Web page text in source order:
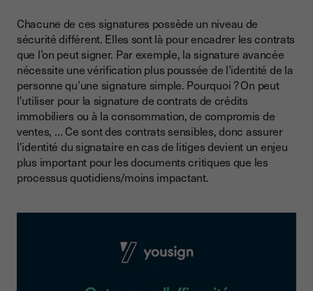
Chacune de ces signatures possède un niveau de
sécurité différent. Elles sont là pour encadrer les contrats
que l’on peut signer. Par exemple, la signature avancée
nécessite une vérification plus poussée de l’identité de la
personne qu’une signature simple. Pourquoi ? On peut
l'utiliser pour la signature de contrats de crédits
immobiliers ou à la consommation, de compromis de
ventes, … Ce sont des contrats sensibles, donc assurer
l'identité du signataire en cas de litiges devient un enjeu
plus important pour les documents critiques que les
processus quotidiens/moins impactant.